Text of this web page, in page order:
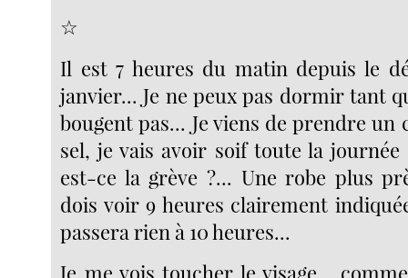
☆
Il est 7 heures du matin depuis le
janvier... Je ne peux pas dormir tant
bougent pas... Je viens de prendre un
sel, je vais avoir soif toute la journée
est-ce la grève ?... Une robe plus
dois voir 9 heures clairement
passera rien à 10 heures...